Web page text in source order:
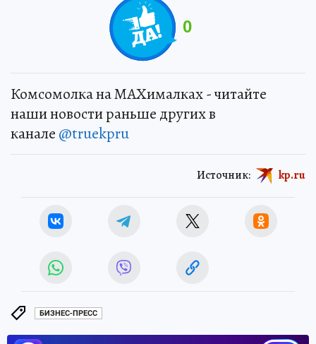
0
Комсомолка на MAXималках - читайте
наши новости раньше других в
канале @truekpru
Источник: kp.ru
БИЗНЕС-ПРЕСС